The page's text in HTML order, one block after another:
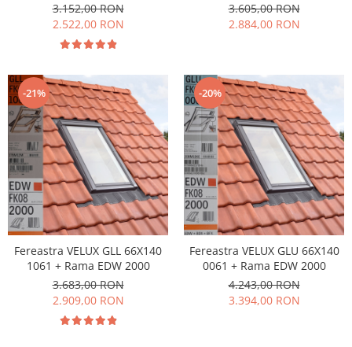
3.152,00 RON
2.522,00 RON
3.605,00 RON
2.884,00 RON
-21%
Fereastra VELUX GLL 66X140
1061 + Rama EDW 2000
3.683,00 RON
2.909,00 RON
-20%
Fereastra VELUX GLU 66X140
0061 + Rama EDW 2000
4.243,00 RON
3.394,00 RON